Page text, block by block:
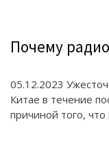
Почему
05.12.2023
Китае в течение
причиной того,